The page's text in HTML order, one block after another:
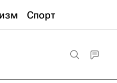
Спорт